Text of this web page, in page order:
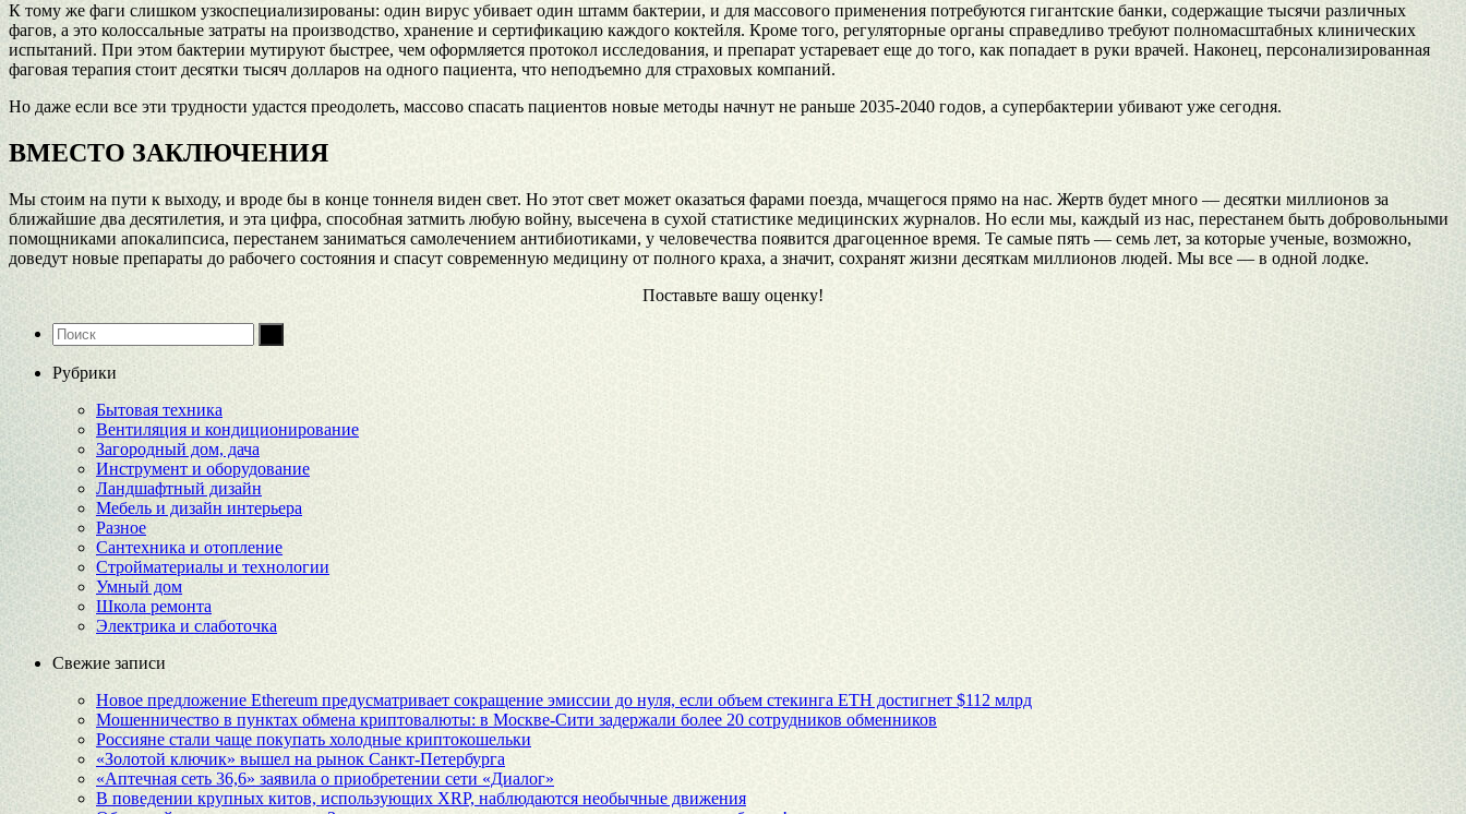
К тому же фаги слишком узкоспециализированы: один вирус убивает один штамм бактерии, и для массового применения потребуются гигантские банки, содержащие тысячи различных
фагов, а это колоссальные затраты на производство, хранение и сертификацию каждого коктейля. Кроме того, регуляторные органы справедливо требуют полномасштабных клинических
испытаний. При этом бактерии мутируют быстрее, чем оформляется протокол исследования, и препарат устаревает еще до того, как попадает в руки врачей. Наконец, персонализированная
фаговая терапия стоит десятки тысяч долларов на одного пациента, что неподъемно для страховых компаний.
Но даже если все эти трудности удастся преодолеть, массово спасать пациентов новые методы начнут не раньше 2035-2040 годов, а супербактерии убивают уже сегодня.
ВМЕСТО ЗАКЛЮЧЕНИЯ
Мы стоим на пути к выходу, и вроде бы в конце тоннеля виден свет. Но этот свет может оказаться фарами поезда, мчащегося прямо на нас. Жертв будет много — десятки миллионов за
ближайшие два десятилетия, и эта цифра, способная затмить любую войну, высечена в сухой статистике медицинских журналов. Но если мы, каждый из нас, перестанем быть добровольными
помощниками апокалипсиса, перестанем заниматься самолечением антибиотиками, у человечества появится драгоценное время. Те самые пять — семь лет, за которые ученые, возможно,
доведут новые препараты до рабочего состояния и спасут современную медицину от полного краха, а значит, сохранят жизни десяткам миллионов людей. Мы все — в одной лодке.
Поставьте вашу оценку!
Рубрики
Бытовая техника
Вентиляция и кондиционирование
Загородный дом, дача
Инструмент и оборудование
Ландшафтный дизайн
Мебель и дизайн интерьера
Разное
Сантехника и отопление
Стройматериалы и технологии
Умный дом
Школа ремонта
Электрика и слаботочка
Свежие записи
Новое предложение Ethereum предусматривает сокращение эмиссии до нуля, если объем стекинга ETH достигнет $112 млрд
Мошенничество в пунктах обмена криптовалюты: в Москве-Сити задержали более 20 сотрудников обменников
Россияне стали чаще покупать холодные криптокошельки
«Золотой ключик» вышел на рынок Санкт‑Петербурга
«Аптечная сеть 36,6» заявила о приобретении сети «Диалог»
В поведении крупных китов, использующих XRP, наблюдаются необычные движения